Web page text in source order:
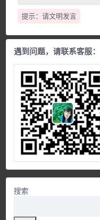
提示：请文明发言
遇到问题，请联系客服：
搜索